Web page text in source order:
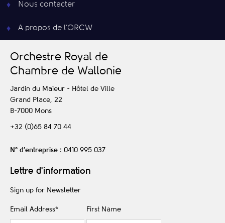
Nous contacter
A propos de l’ORCW
Orchestre Royal de
Chambre de Wallonie
Jardin du Maïeur - Hôtel de Ville
Grand Place, 22
B-7000 Mons
+32 (0)65 84 70 44
N° d’entreprise : 0410 995 037
Lettre d'information
Sign up for Newsletter
Email Address* First Name